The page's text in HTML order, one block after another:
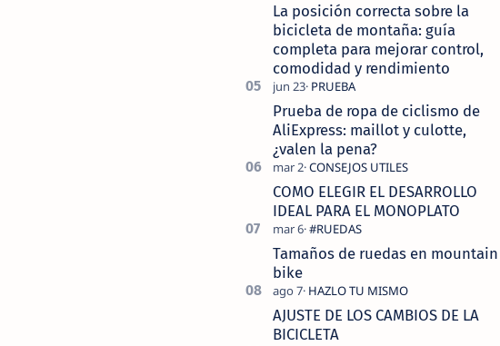
La posición correcta sobre la
bicicleta de montaña: guía
completa para mejorar control,
comodidad y rendimiento
Prueba de ropa de ciclismo de
AliExpress: maillot y culotte,
¿valen la pena?
COMO ELEGIR EL DESARROLLO
IDEAL PARA EL MONOPLATO
Tamaños de ruedas en mountain
bike
AJUSTE DE LOS CAMBIOS DE LA
BICICLETA